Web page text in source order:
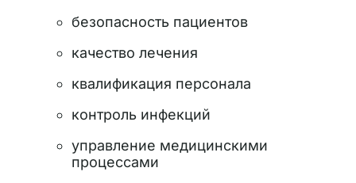
безопасность пациентов
качество лечения
квалификация персонала
контроль инфекций
управление медицинскими
процессами